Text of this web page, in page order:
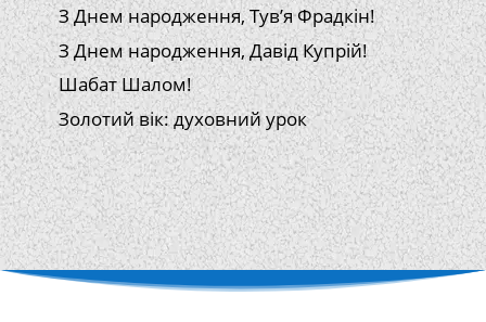
З Днем народження, Тув’я Фрадкін!
З Днем народження, Давід Купрій!
Шабат Шалом!
Золотий вік: духовний урок